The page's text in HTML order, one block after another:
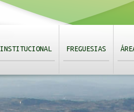
INSTITUCIONAL FREGUESIAS